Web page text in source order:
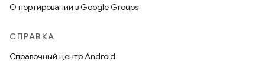
О портировании в Google Groups
СПРАВКА
Справочный центр Android